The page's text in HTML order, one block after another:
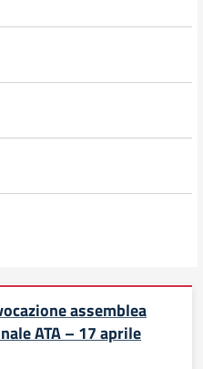
assemblea
ATA – 17 aprile